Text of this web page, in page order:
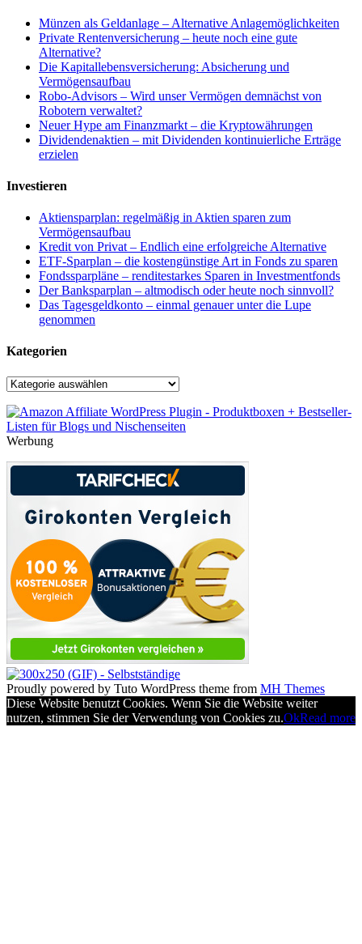
Münzen als Geldanlage – Alternative Anlagemöglichkeiten
Private Rentenversicherung – heute noch eine gute
Alternative?
Die Kapitallebensversicherung: Absicherung und
Vermögensaufbau
Robo-Advisors – Wird unser Vermögen demnächst von
Robotern verwaltet?
Neuer Hype am Finanzmarkt – die Kryptowährungen
Dividendenaktien – mit Dividenden kontinuierliche Erträge
erzielen
Investieren
Aktiensparplan: regelmäßig in Aktien sparen zum
Vermögensaufbau
Kredit von Privat – Endlich eine erfolgreiche Alternative
ETF-Sparplan – die kostengünstige Art in Fonds zu sparen
Fondssparpläne – renditestarkes Sparen in Investmentfonds
Der Banksparplan – altmodisch oder heute noch sinnvoll?
Das Tagesgeldkonto – einmal genauer unter die Lupe
genommen
Kategorien
Kategorien
Werbung
Proudly powered by Tuto WordPress theme from MH Themes
Diese Website benutzt Cookies. Wenn Sie die Website weiter
nutzen, stimmen Sie der Verwendung von Cookies zu.OkRead more